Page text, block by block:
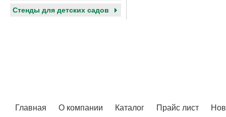
Cтенды для детских садов
Главная О компании Каталог Прайс лист